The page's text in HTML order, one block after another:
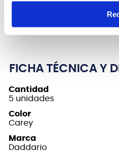
una elección popular
niveles debido a su
amplia variedad de
FICHA TÉCNICA Y
Cantidad
5 unidades
Color
Carey
Marca
Daddario